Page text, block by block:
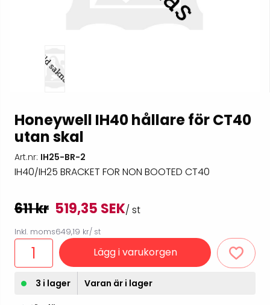
Honeywell IH40 hållare för CT40
utan skal
Art.nr: IH25-BR-2
IH40/IH25 BRACKET FOR NON BOOTED CT40
611 kr 519,35 SEK/ st
Inkl. moms649,19 kr/ st
Lägg i varukorgen
3 i lager Varan är i lager